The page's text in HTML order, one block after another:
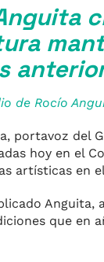
de Rocío
portavoz del
hoy en el
artísticas en
Anguita,
que en